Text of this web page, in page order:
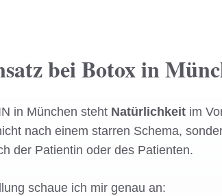
bei Botox in
in München steht Natürlichkeit im
nach einem starren Schema,
der Patientin oder des Patienten.
schaue ich mir genau an: